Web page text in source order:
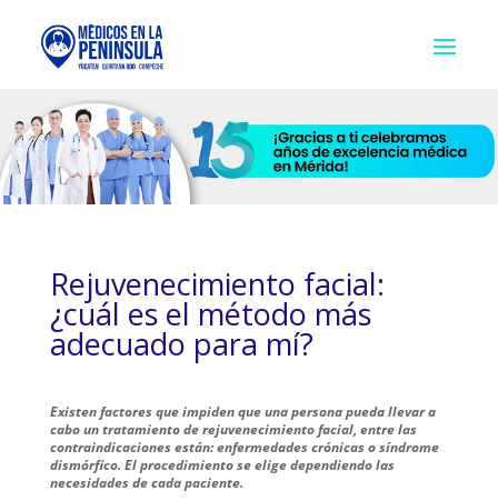
Rejuvenecimiento facial:
¿cuál es el método más
adecuado para mí?
Existen factores que impiden que una persona pueda llevar a
cabo un tratamiento de rejuvenecimiento facial, entre las
contraindicaciones están: enfermedades crónicas o síndrome
dismórfico. El procedimiento se elige dependiendo las
necesidades de cada paciente.